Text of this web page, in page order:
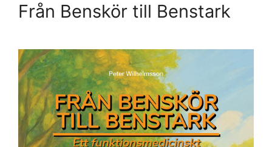
Från Benskör till Benstark